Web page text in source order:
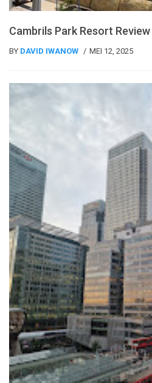
Cambrils Park Resort Review
BY DAVID IWANOW MEI 12, 2025